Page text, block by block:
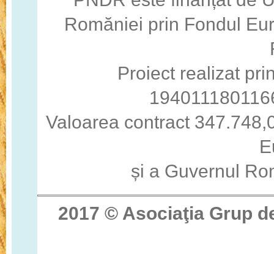
Romăniei prin Fondul
Proiect realizat
Valoarea contract
și a Guvernul
2017 © Asociaţia Grup